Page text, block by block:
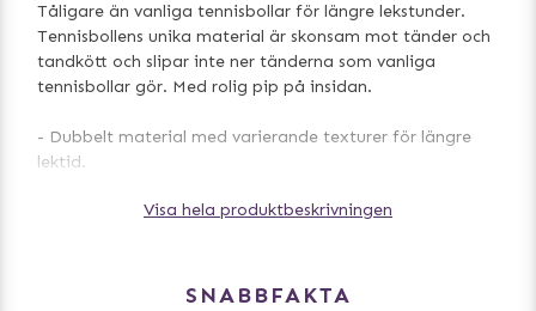
Tåligare än vanliga tennisbollar för längre lekstunder.
Tennisbollens unika material är skonsam mot tänder och
tandkött och slipar inte ner tänderna som vanliga
tennisbollar gör. Med rolig pip på insidan.
- Dubbelt material med varierande texturer för längre
lektid.
Visa hela produktbeskrivningen
SNABBFAKTA